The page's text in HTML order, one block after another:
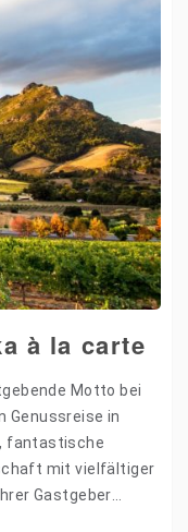
à la carte
Motto bei
Genussreise in
fantastische
mit vielfältiger
Gastgeber